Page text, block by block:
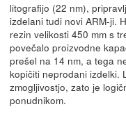
litografijo (22 nm),
izdelani tudi novi ARM-ji.
rezin velikosti 450 mm s
povečalo proizvodne
prešel na 14 nm, a tega
kopičiti neprodani izdelki.
zmogljivostjo, zato je
ponudnikom.